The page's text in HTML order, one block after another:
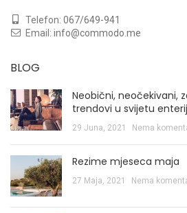
Telefon: 067/649-941
Email: info@commodo.me
BLOG
Neobični, neočekivani,
trendovi u svijetu
29 Juna, 2021 Nema
Rezime mjeseca maja
27 Maja, 2021 Nema